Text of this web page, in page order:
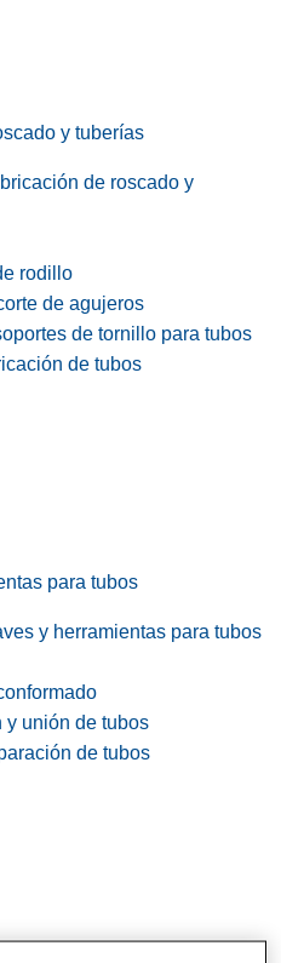
y tuberías
de roscado y
rodillo
de agujeros
de tornillo para tubos
de tubos
para tubos
y herramientas para tubos
y unión de tubos
de tubos